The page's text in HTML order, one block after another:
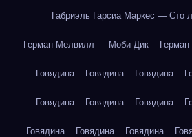
Габриэль Гарсиа Маркес — Сто
Герман Мелвилл — Моби Дик
Говядина Говядина Говядина
Говядина Говядина Говядина
Говядина Говядина Говядина